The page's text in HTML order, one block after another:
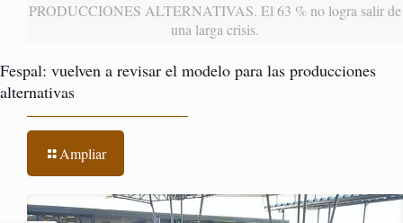
PRODUCCIONES ALTERNATIVAS. El 63 % no logra salir de
una larga crisis.
Fespal: vuelven a revisar el modelo para las producciones
alternativas
Ampliar